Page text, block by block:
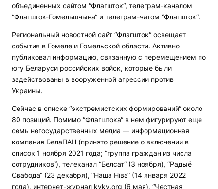
объединенных сайтом “Флагшток“, телеграм-каналом
“Флагшток-Гомельшчына“ и телеграм-чатом “Флагшток“.
Региональный новостной сайт “Флагшток“ освещает
события в Гомеле и Гомельской области. Активно
публиковал информацию, связанную с перемещением по
югу Беларуси российских войск, которые были
задействованы в вооруженной агрессии против
Украины.
Сейчас в списке “экстремистских формирований“ около
80 позиций. Помимо “Флагштока“ в нем фигурируют еще
семь негосударственных медиа — информационная
компания БелаПАН (принято решение о включении в
список 1 ноября 2021 года; “группа граждан из числа
сотрудников“), телеканал “Белсат“ (3 ноября), “Радыё
Свабода“ (23 декабря), “Наша Ніва“ (14 января 2022
года), интернет-журнал kyky.org (6 мая), “Честная